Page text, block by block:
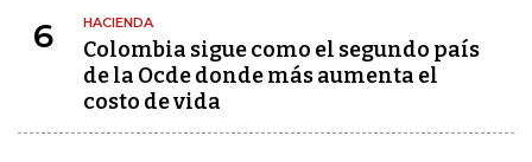
6 HACIENDA
Colombia sigue como el segundo país
de la Ocde donde más aumenta el
costo de vida